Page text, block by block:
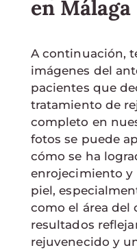
en Málaga
A continuación,
imágenes del
pacientes que
tratamiento de
completo en
fotos se puede
cómo se ha
enrojecimiento y
piel,
como el área del
resultados
rejuvenecido y